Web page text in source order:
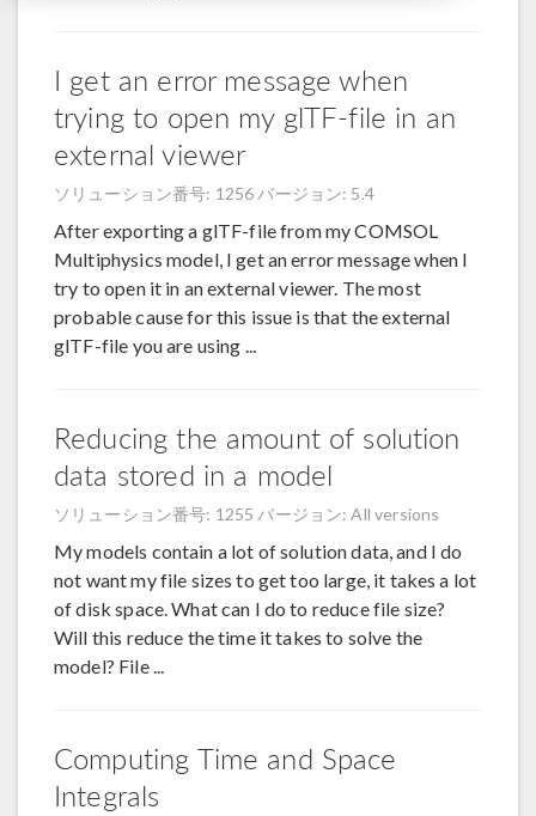
I get an error message when
trying to open my glTF-file in an
external viewer
ソリューション番号: 1256 バージョン: 5.4
After exporting a glTF-file from my COMSOL
Multiphysics model, I get an error message when I
try to open it in an external viewer. The most
probable cause for this issue is that the external
glTF-file you are using ...
Reducing the amount of solution
data stored in a model
ソリューション番号: 1255 バージョン: All versions
My models contain a lot of solution data, and I do
not want my file sizes to get too large, it takes a lot
of disk space. What can I do to reduce file size?
Will this reduce the time it takes to solve the
model? File ...
Computing Time and Space
Integrals